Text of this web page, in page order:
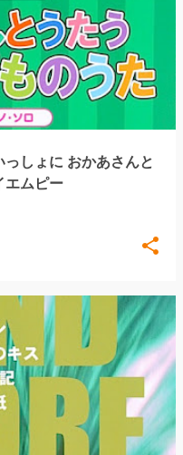
しょに おかあさんと
エムピー